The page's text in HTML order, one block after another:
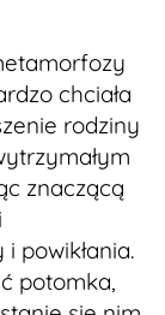
chciała
rodziny
znaczącą
powikłania.
potomka,